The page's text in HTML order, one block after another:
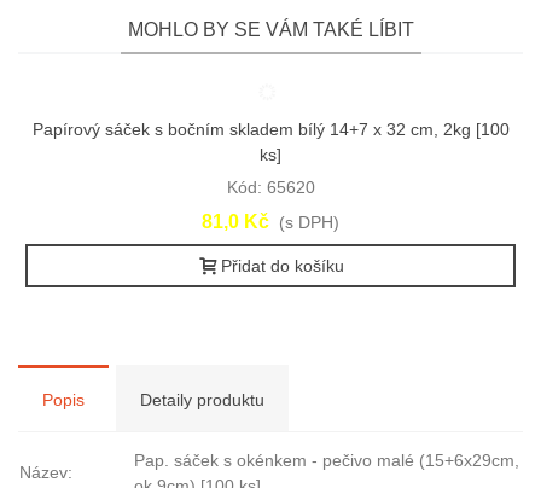
MOHLO BY SE VÁM TAKÉ LÍBIT
Papírový sáček s bočním skladem bílý 14+7 x 32 cm, 2kg [100
ks]
Kód: 65620
81,0 Kč (s DPH)
Přidat do košíku
Popis Detaily produktu
Název:
Pap. sáček s okénkem - pečivo malé (15+6x29cm,